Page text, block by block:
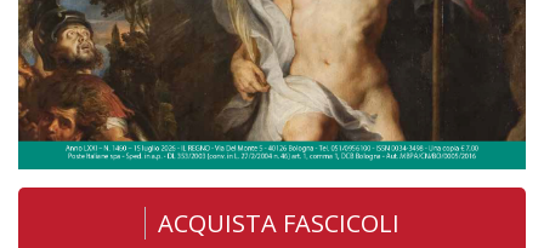
ACQUISTA FASCICOLI